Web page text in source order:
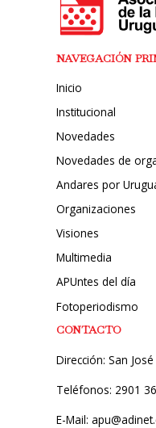
NAVEGACIÓN
Inicio
Institucional
Novedades
Novedades de
Andares por
Organizaciones
Visiones
Multimedia
APUntes del día
Fotoperiodismo
CONTACTO
Dirección: San
Teléfonos: 2901
E-Mail: